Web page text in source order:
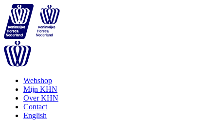
Webshop
Mijn KHN
Over KHN
Contact
English